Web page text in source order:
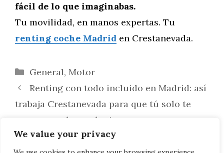
We value your privacy
fácil de lo que imaginabas.
Tu movilidad, en manos expertas. Tu
renting coche Madrid en Crestanevada.
Categorías
General, Motor
Renting con todo incluido en Madrid: así
trabaja Crestanevada para que tú solo te
preocupes de conducir
El renting en Madrid se moderniza: